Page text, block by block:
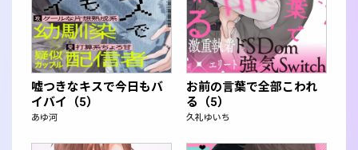
嘘つきなキスで今日もバ
イバイ（5）
あゆ河
お前の言葉で全部こわれ
る（5）
久礼ゆいち